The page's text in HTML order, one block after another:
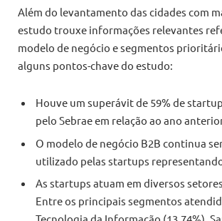
Além do levantamento das cidades com
estudo trouxe informações relevantes
modelo de negócio e segmentos
alguns pontos-chave do estudo:
Houve um superávit de 59% de
pelo Sebrae em relação ao ano
O modelo de negócio B2B continua
utilizado pelas startups
As startups atuam em diversos
Entre os principais segmentos